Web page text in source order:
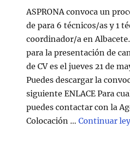
ASPRONA convoca un
de para 6 técnicos/as y 1
coordinador/a en
para la presentación de
de CV es el jueves 21 de
Puedes descargar la
siguiente ENLACE Para
puedes contactar con la
Colocación …Continuar